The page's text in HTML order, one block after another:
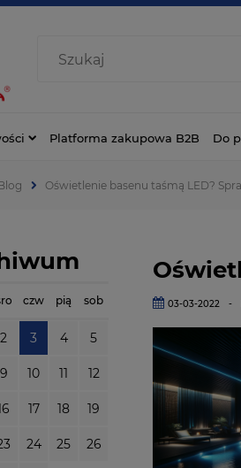
Platforma zakupowa B2B Do
Oświetlenie basenu taśmą LED?
czw pią sob
2 3 4 5
9 10 11 12
17 18 19
24 25 26
03-03-2022 -